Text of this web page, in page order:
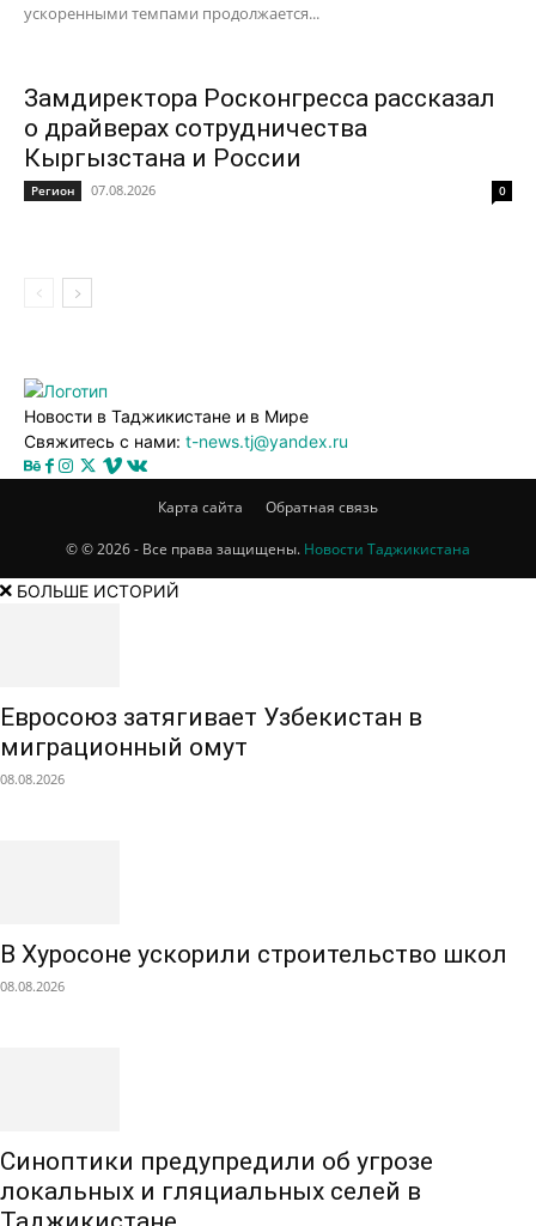
ускоренными темпами продолжается...
Замдиректора Росконгресса рассказал
о драйверах сотрудничества
Кыргызстана и России
Регион 07.08.2026 0
Новости в Таджикистане и в Мире
Свяжитесь с нами: t-news.tj@yandex.ru
Карта сайта Обратная связь
© © 2026 - Все права защищены. Новости Таджикистана
БОЛЬШЕ ИСТОРИЙ
Евросоюз затягивает Узбекистан в
миграционный омут
08.08.2026
В Хуросоне ускорили строительство школ
08.08.2026
Синоптики предупредили об угрозе
локальных и гляциальных селей в